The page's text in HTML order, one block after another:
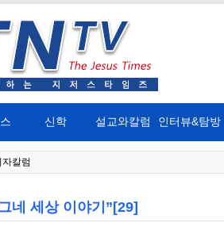
신학 설교와칼럼 인터뷰&탐방
자칼럼
네 세상 이야기”[29]